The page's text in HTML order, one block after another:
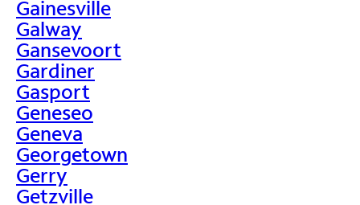
Gainesville
Galway
Gansevoort
Gardiner
Gasport
Geneseo
Geneva
Georgetown
Gerry
Getzville